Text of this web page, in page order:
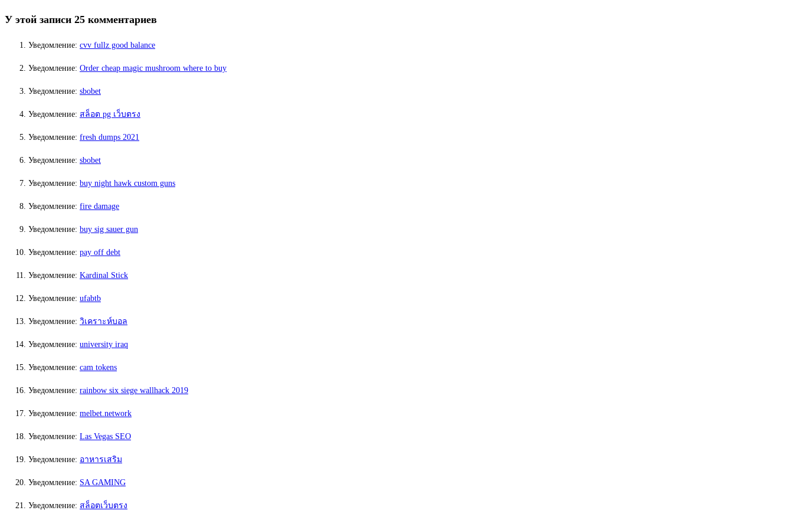
У этой записи 25 комментариев
Уведомление: cvv fullz good balance
Уведомление: Order cheap magic mushroom where to buy
Уведомление: sbobet
Уведомление: สล็อต pg เว็บตรง
Уведомление: fresh dumps 2021
Уведомление: sbobet
Уведомление: buy night hawk custom guns
Уведомление: fire damage
Уведомление: buy sig sauer gun
Уведомление: pay off debt
Уведомление: Kardinal Stick
Уведомление: ufabtb
Уведомление: วิเคราะห์บอล
Уведомление: university iraq
Уведомление: cam tokens
Уведомление: rainbow six siege wallhack 2019
Уведомление: melbet.network
Уведомление: Las Vegas SEO
Уведомление: อาหารเสริม
Уведомление: SA GAMING
Уведомление: สล็อตเว็บตรง